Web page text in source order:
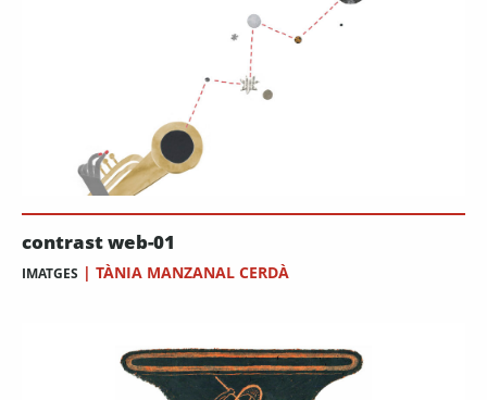
contrast web-01
IMATGES | TÀNIA MANZANAL CERDÀ